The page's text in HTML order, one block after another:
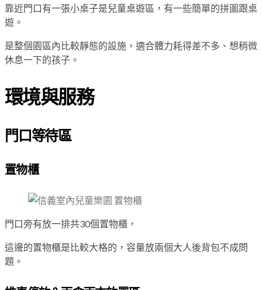
靠近門口有一張小桌子是兒童桌遊區，有一些簡單的拼圖跟桌
遊。
是整個園區內比較靜態的設施，適合體力耗得差不多、想稍微
休息一下的孩子。
環境與服務
門口等待區
置物櫃
門口旁有放一排共30個置物櫃，
這邊的置物櫃是比較大格的，容量放兩個大人後背包不成問
題。